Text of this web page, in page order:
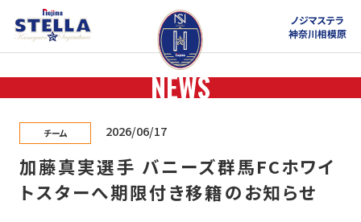
ノジマステラ
神奈川相模原
NEWS
チーム 2026/06/17
加藤真実選手 バニーズ群馬FCホワイ
トスターへ期限付き移籍のお知らせ